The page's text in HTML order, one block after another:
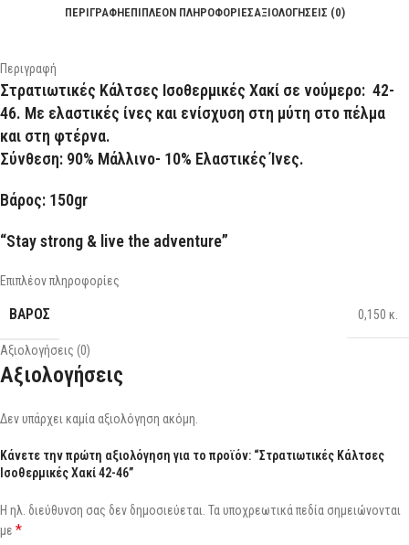
ΠΕΡΙΓΡΑΦΉΕΠΙΠΛΈΟΝ ΠΛΗΡΟΦΟΡΊΕΣΑΞΙΟΛΟΓΉΣΕΙΣ (0)
Περιγραφή
Στρατιωτικές Κάλτσες Ισοθερμικές Χακί σε νούμερο: 42-
46. Με ελαστικές ίνες και ενίσχυση στη μύτη στο πέλμα
και στη φτέρνα.
Σύνθεση: 90% Μάλλινο- 10% Ελαστικές Ίνες.
Βάρος: 150gr
“Stay strong & live the adventure”
Επιπλέον πληροφορίες
ΒΆΡΟΣ 0,150 κ.
Αξιολογήσεις (0)
Αξιολογήσεις
Δεν υπάρχει καμία αξιολόγηση ακόμη.
Κάνετε την πρώτη αξιολόγηση για το προϊόν: “Στρατιωτικές Κάλτσες
Ισοθερμικές Χακί 42-46”
Η ηλ. διεύθυνση σας δεν δημοσιεύεται. Τα υποχρεωτικά πεδία σημειώνονται
με *